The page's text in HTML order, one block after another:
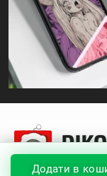
Додати в